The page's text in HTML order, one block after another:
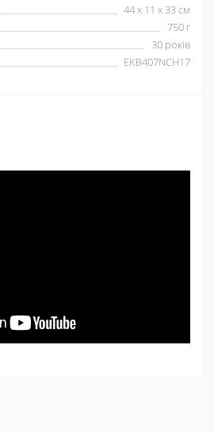
44 x 11 x 33 см
750 г
30 років
EKB407NCH17